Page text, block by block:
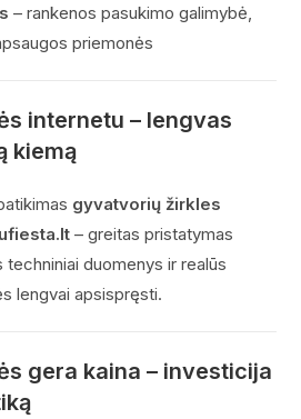
– rankenos pasukimo galimybė,
priemonės
internetu – lengvas
kiemą
gyvatvorių žirkles
– greitas pristatymas
duomenys ir realūs
lengvai apsispręsti.
gera kaina – investicija